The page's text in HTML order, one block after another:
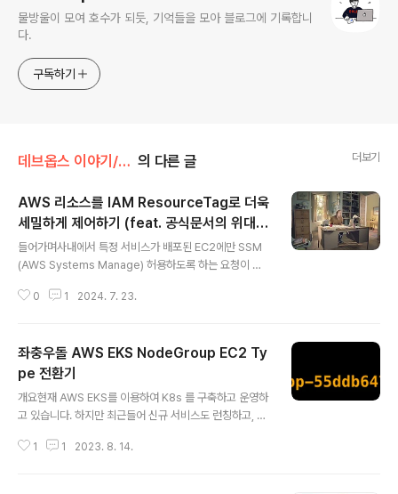
물방울이 모여 호수가 되듯, 기억들을 모아 블로그에 기록합니
다.
구독하기
데브옵스 이야기/AWS 의 다른 글 더보기
AWS 리소스를 IAM ResourceTag로 더욱
세밀하게 제어하기 (feat. 공식문서의 위대
함)
들어가며사내에서 특정 서비스가 배포된 EC2에만 SSM
(AWS Systems Manage) 허용하도록 하는 요청이 있
어 있었는데, Service: store 같은 방식으로 서비스의 내
ag가 있는 EC2 목록을 노출시켜 그 EC2들에게만 SSM
접근을 허용한다.전체 EC2 목록을 노출시키고, 특정 Tag
가 있는 EC2에만 SSM 접근을 허용한다.바로 1번 방법을
시행해보자!1번의 방법이 가장 효율적으로 보였기에 바로
아래와 같이 IAM 권한을 할당했습니다.{ "Sid": "ec2De
scribes", "Action": [ "ec..
0 1 2024. 7. 23.
좌충우돌 AWS EKS NodeGroup EC2 Ty
pe 전환기
개요현재 AWS EKS를 이용하여 K8s 를 구축하고 운영하
고 있습니다. 하지만 최근들어 신규 서비스도 런칭하고, 배
od를 구축하고 싶어 프로젝트로 일정을 수립하고 진행하
1 1 2023. 8. 14.